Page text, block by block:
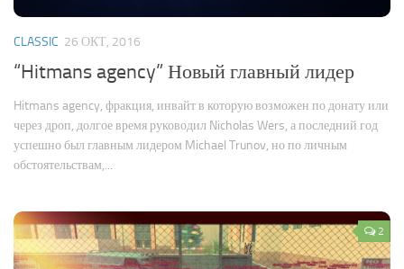
CLASSIC 26 ОКТ, 2016
“Hitmans agency” Новый главный лидер
Hitmans agency, фракция, инвайт в которую возможен по донату или
через дроп, долгое время руководил Nicholas Wers, а последний год
успешно был главным лидером Michael Trunov, но по личным
обстоятельствам,...
2